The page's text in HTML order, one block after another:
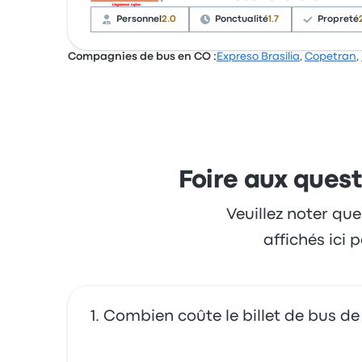
positivement. Cependant, certains ont
Le bus etait propre et confortable, arriver a l heure..
Personnel 2.0 Ponctualité1.7 Propreté
Compagnies de bus en CO : Expreso Brasilia, Copetran,
Foire aux
Veuillez noter
affichés ici
Combien coûte le billet de bus